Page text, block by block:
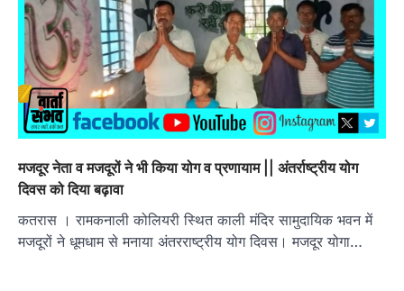
मजदूर नेता व मजदूरों ने भी किया योग व प्रणायाम || अंतर्राष्ट्रीय योग
दिवस को दिया बढ़ावा
कतरास । रामकनाली कोलियरी स्थित काली मंदिर सामुदायिक भवन में
मजदूरों ने धूमधाम से मनाया अंतरराष्ट्रीय योग दिवस। मजदूर योगा…